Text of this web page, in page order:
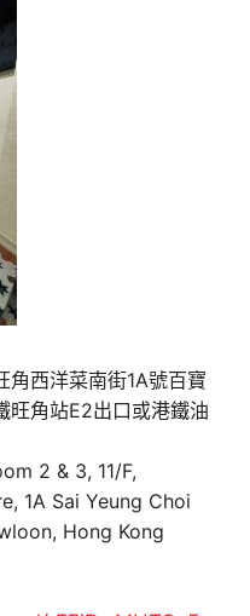
角西洋菜南街1A號百寶
旺角站E2出口或港鐵油
2 & 3, 11/F,
1A Sai Yeung Choi
Hong Kong